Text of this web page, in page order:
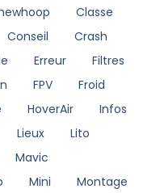
Classe
Conseil
Crash
Erreur
Filtres
FPV
Froid
HoverAir
Infos
Lieux
Lito
Mavic
Mini
Montage